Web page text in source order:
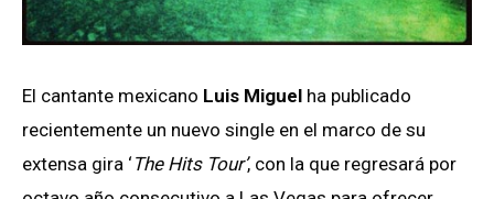
El cantante mexicano Luis Miguel ha publicado
recientemente un nuevo single en el marco de su
extensa gira ‘The Hits Tour’, con la que regresará por